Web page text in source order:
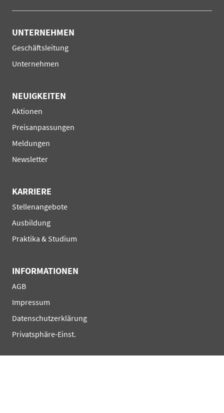
UNTERNEHMEN
Navigation
überspringen
Geschäftsleitung
Unternehmen
NEUIGKEITEN
Navigation
überspringen
Aktionen
Preisanpassungen
Meldungen
Newsletter
KARRIERE
Navigation
überspringen
Stellenangebote
Ausbildung
Praktika & Studium
INFORMATIONEN
Navigation
überspringen
AGB
Impressum
Datenschutzerklärung
Privatsphäre-Einst.